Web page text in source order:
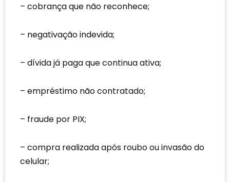
cobrança que não reconhece;
negativação indevida;
dívida já paga que continua ativa;
empréstimo não contratado;
fraude por PIX;
compra realizada após roubo ou invasão do
celular;